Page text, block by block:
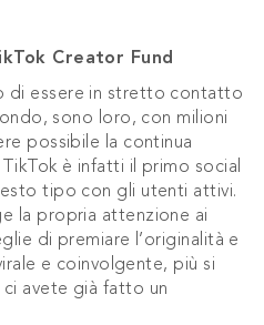
Creator Fund
di essere in stretto contatto
sono loro, con milioni
possibile la continua
è infatti il primo social
tipo con gli utenti attivi.
la propria attenzione ai
di premiare l’originalità e
e coinvolgente, più si
avete già fatto un